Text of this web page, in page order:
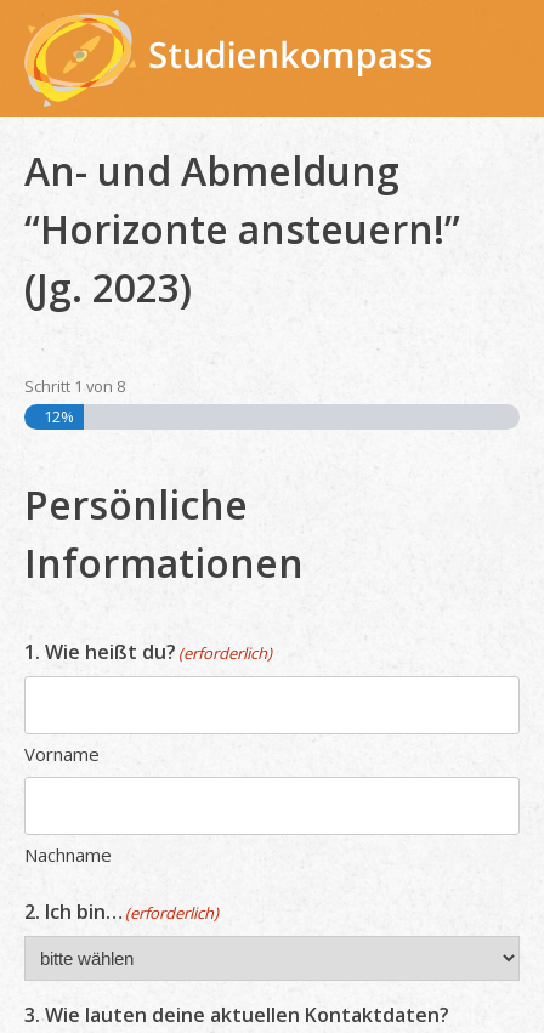
content
An- und Abmeldung
“Horizonte ansteuern!”
(Jg. 2023)
Schritt 1 von 8
12%
Persönliche
Informationen
1. Wie heißt du? (erforderlich)
Vorname
Nachname
2. Ich bin… (erforderlich)
3. Wie lauten deine aktuellen Kontaktdaten?